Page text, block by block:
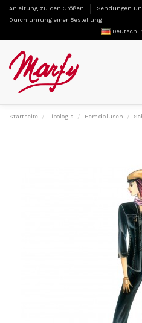
Anleitung zu den Größen
Sendungen
Durchführung einer Bestellung
Deutsch
Startseite Tipologia Hemdblusen